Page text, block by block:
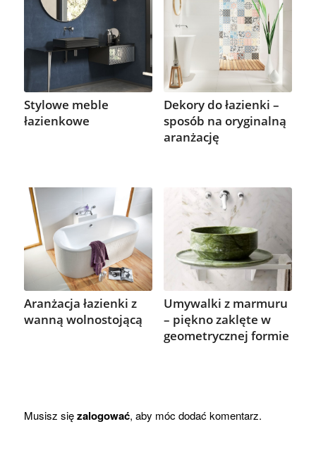
Stylowe meble
łazienkowe
Dekory do łazienki –
sposób na oryginalną
aranżację
Aranżacja łazienki z
wanną wolnostojącą
Umywalki z marmuru
– piękno zaklęte w
geometrycznej formie
Musisz sięzalogować, aby móc dodać komentarz.